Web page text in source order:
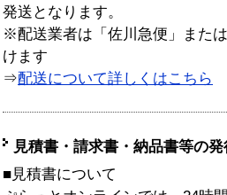
発送となります。
※配送業者は「佐川急便」また
けます
⇒配送について詳しくはこちら
見積書・請求書・納品書等の
■見積書について